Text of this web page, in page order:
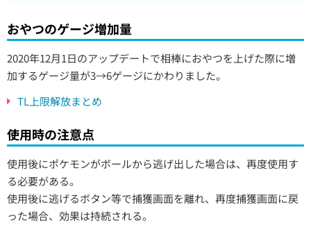
おやつのゲージ増加量
2020年12月1日のアップデートで相棒におやつを上げた際に増
加するゲージ量が3→6ゲージにかわりました。
TL上限解放まとめ
使用時の注意点
使用後にポケモンがボールから逃げ出した場合は、再度使用す
る必要がある。
使用後に逃げるボタン等で捕獲画面を離れ、再度捕獲画面に戻
った場合、効果は持続される。